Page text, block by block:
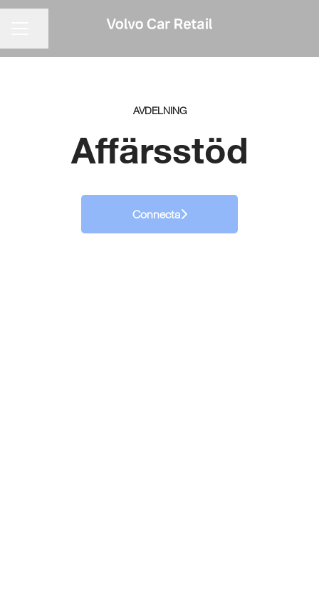
AVDELNING
Affärsstöd
Connecta